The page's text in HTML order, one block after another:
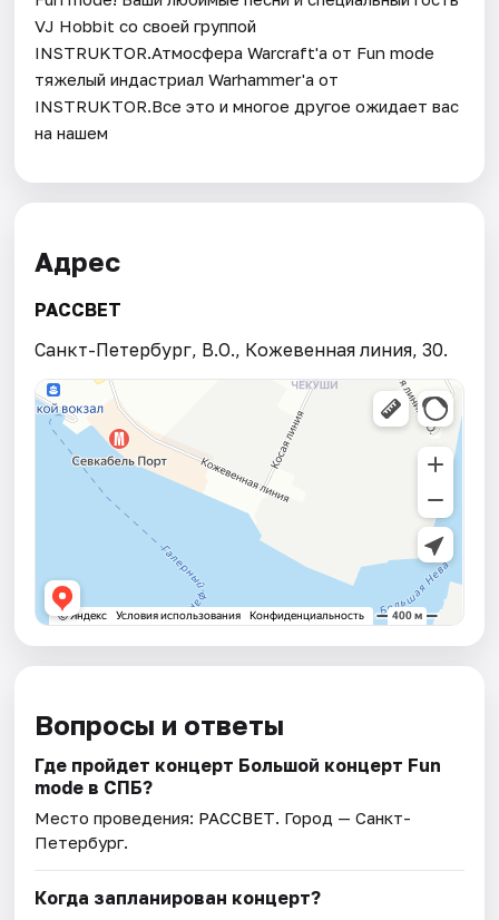
VJ Hobbit со своей группой
INSTRUKTOR.Атмосфера Warcraft'a от Fun mode
тяжелый индастриал Warhammer'a от
INSTRUKTOR.Все это и многое другое ожидает вас
на нашем
Адрес
РАССВЕТ
Санкт-Петербург, В.О., Кожевенная линия, 30.
Вопросы и ответы
Где пройдет концерт Большой концерт Fun
mode в СПБ?
Место проведения: РАССВЕТ. Город — Санкт-
Петербург.
Когда запланирован концерт?